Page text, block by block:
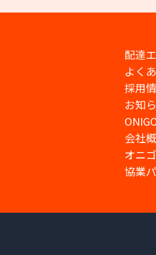
配達
よく
採用
お知
会社
オニ
協業